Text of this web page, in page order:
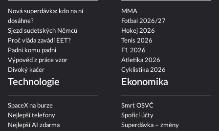
Nová superdávka: kdo na ní
dosáhne?
Sjezd sudetských Němců
Proč vláda zavádí EET?
Padni komu padni
Výpověď z práce vzor
Divoký kačer
MMA
Fotbal 2026/27
Hokej 2026
Tenis 2026
F1 2026
Atletika 2026
Cyklistika 2026
Technologie
SpaceX na burze
Nejlepší telefony
Nejlepší AI zdarma
Ekonomika
Smrt OSVČ
Spořicí účty
Superdávka – změny